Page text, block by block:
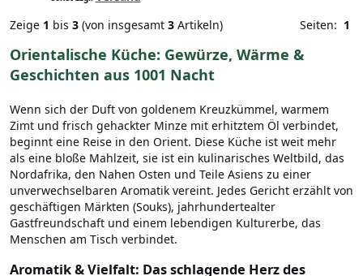
Zeige 1 bis 3 (von insgesamt 3 Artikeln) Seiten: 1
Orientalische Küche: Gewürze, Wärme &
Geschichten aus 1001 Nacht
Wenn sich der Duft von goldenem Kreuzkümmel, warmem
Zimt und frisch gehackter Minze mit erhitztem Öl verbindet,
beginnt eine Reise in den Orient. Diese Küche ist weit mehr
als eine bloße Mahlzeit, sie ist ein kulinarisches Weltbild, das
Nordafrika, den Nahen Osten und Teile Asiens zu einer
unverwechselbaren Aromatik vereint. Jedes Gericht erzählt von
geschäftigen Märkten (Souks), jahrhundertealter
Gastfreundschaft und einem lebendigen Kulturerbe, das
Menschen am Tisch verbindet.
Aromatik & Vielfalt: Das schlagende Herz des